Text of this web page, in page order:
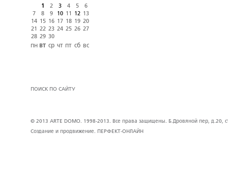
1
2 3 4 5
6
7
8 9 10 11 12
13
14 15 16 17 18 19 20
21
22 23 24 25 26 27
28 29 30
пн вт ср чт пт сб вс
ПОИСК ПО САЙТУ
© 2013 ARTE DOMO. 1998-2013. Все права защищены. Б.Дровяной пер, д.20,
Создание и продвижение.
ПЕРФЕКТ-ОНЛАЙН